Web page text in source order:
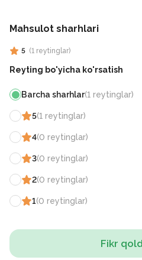
Mahsulot sharhlari
5 (1 reytinglar)
Reyting bo'yicha ko'rsatish
Barcha sharhlar(1 reytinglar)
5(1 reytinglar)
4(0 reytinglar)
3(0 reytinglar)
2(0 reytinglar)
1(0 reytinglar)
Fikr